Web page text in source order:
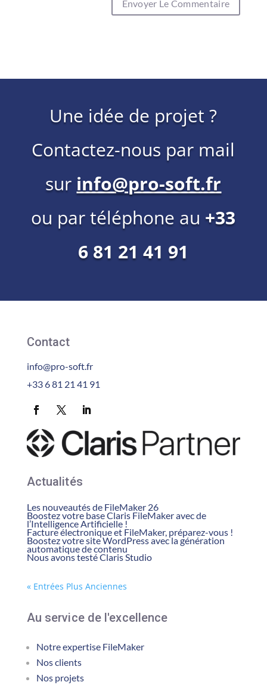
Une idée de projet ?
Contactez-nous par mail
sur info@pro-soft.fr
ou par téléphone au +33
6 81 21 41 91
Contact
info@pro-soft.fr
+33 6 81 21 41 91
Actualités
Les nouveautés de FileMaker 26
Boostez votre base Claris FileMaker avec de
l’Intelligence Artificielle !
Facture électronique et FileMaker, préparez-vous !
Boostez votre site WordPress avec la génération
automatique de contenu
Nous avons testé Claris Studio
« Entrées Plus Anciennes
Au service de l'excellence
Notre expertise FileMaker
Nos clients
Nos projets